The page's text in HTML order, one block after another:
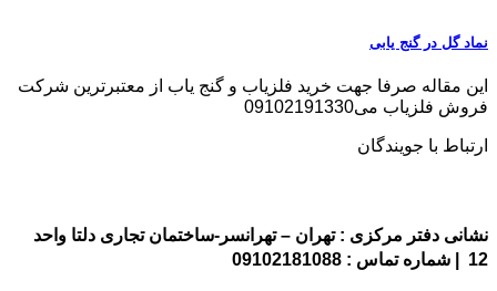
نماد گل در گنج یابی
این مقاله صرفا جهت خرید فلزیاب و گنج یاب از معتبرترین شرکت
فروش فلزیاب می09102191330
ارتباط با جویندگان
نشانی دفتر مرکزی : تهران – تهرانسر-ساختمان تجاری دلتا واحد
12 | شماره تماس : 09102181088